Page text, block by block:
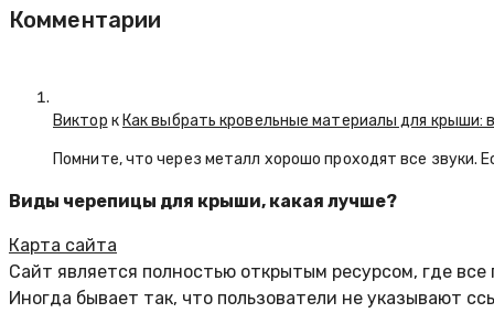
Комментарии
Виктор к Как выбрать кровельные материалы для крыши:
Помните, что через металл хорошо проходят все
Виды черепицы для крыши, какая лучше?
Карта сайта
Сайт является полностью открытым ресурсом, где
Иногда бывает так, что пользователи не указывают